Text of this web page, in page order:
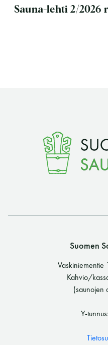
Sauna-lehti 2/2026
Suomen
Kahvio/
(saunojen
Y-